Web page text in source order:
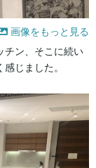
画像をもっと見る
チン、そこに続い
じました。